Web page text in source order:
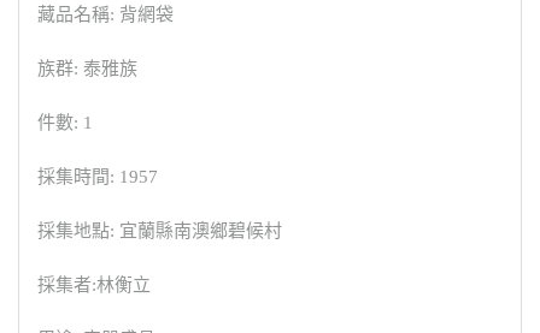
藏品名稱: 背網袋
族群: 泰雅族
件數: 1
採集時間: 1957
採集地點: 宜蘭縣南澳鄉碧候村
採集者:林衡立